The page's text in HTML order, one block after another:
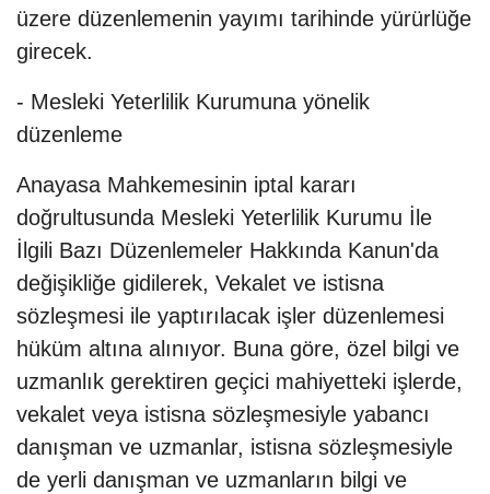
üzere düzenlemenin yayımı tarihinde yürürlüğe
girecek.
- Mesleki Yeterlilik Kurumuna yönelik
düzenleme
Anayasa Mahkemesinin iptal kararı
doğrultusunda Mesleki Yeterlilik Kurumu İle
İlgili Bazı Düzenlemeler Hakkında Kanun'da
değişikliğe gidilerek, Vekalet ve istisna
sözleşmesi ile yaptırılacak işler düzenlemesi
hüküm altına alınıyor. Buna göre, özel bilgi ve
uzmanlık gerektiren geçici mahiyetteki işlerde,
vekalet veya istisna sözleşmesiyle yabancı
danışman ve uzmanlar, istisna sözleşmesiyle
de yerli danışman ve uzmanların bilgi ve